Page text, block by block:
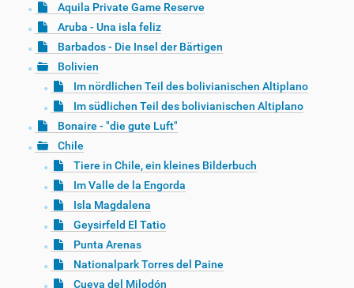
Aquila Private Game Reserve
Aruba - Una isla feliz
Barbados - Die Insel der Bärtigen
Bolivien
Im nördlichen Teil des bolivianischen Altiplano
Im südlichen Teil des bolivianischen Altiplano
Bonaire - "die gute Luft"
Chile
Tiere in Chile, ein kleines Bilderbuch
Im Valle de la Engorda
Isla Magdalena
Geysirfeld El Tatio
Punta Arenas
Nationalpark Torres del Paine
Cueva del Milodón